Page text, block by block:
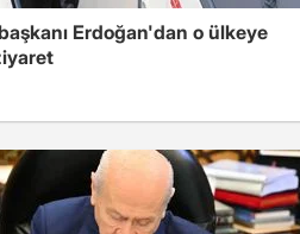
Erdoğan'dan o ülkeye